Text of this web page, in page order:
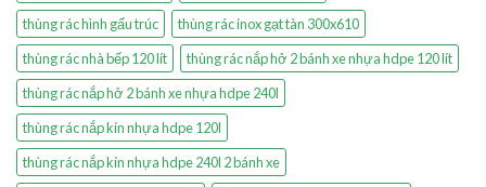
thùng rác hình gấu trúc
thùng rác inox gạt tàn 300x610
thùng rác nhà bếp 120 lít
thùng rác nắp hở 2 bánh xe nhựa hdpe 120 lít
thùng rác nắp hở 2 bánh xe nhựa hdpe 240l
thùng rác nắp kín nhựa hdpe 120l
thùng rác nắp kín nhựa hdpe 240l 2 bánh xe